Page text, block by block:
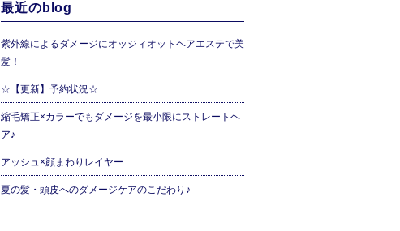
最近のblog
紫外線によるダメージにオッジィオットヘアエステで美
髪！
☆【更新】予約状況☆
縮毛矯正×カラーでもダメージを最小限にストレートヘ
ア♪
アッシュ×顔まわりレイヤー
夏の髪・頭皮へのダメージケアのこだわり♪